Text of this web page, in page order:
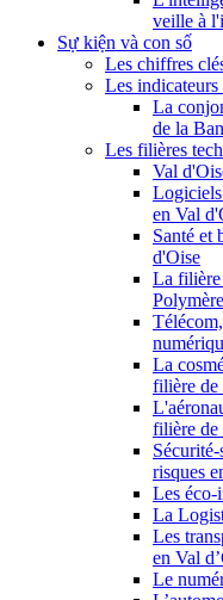
veille à
Sự kiện và con số
Les chiffres
Les
La
de la
Les filières
Val
Logiciels
en Val
Santé et
d'Oise
La filière
La
filière de
filière de
risques
Les éco-
La
Les
en Val
Le